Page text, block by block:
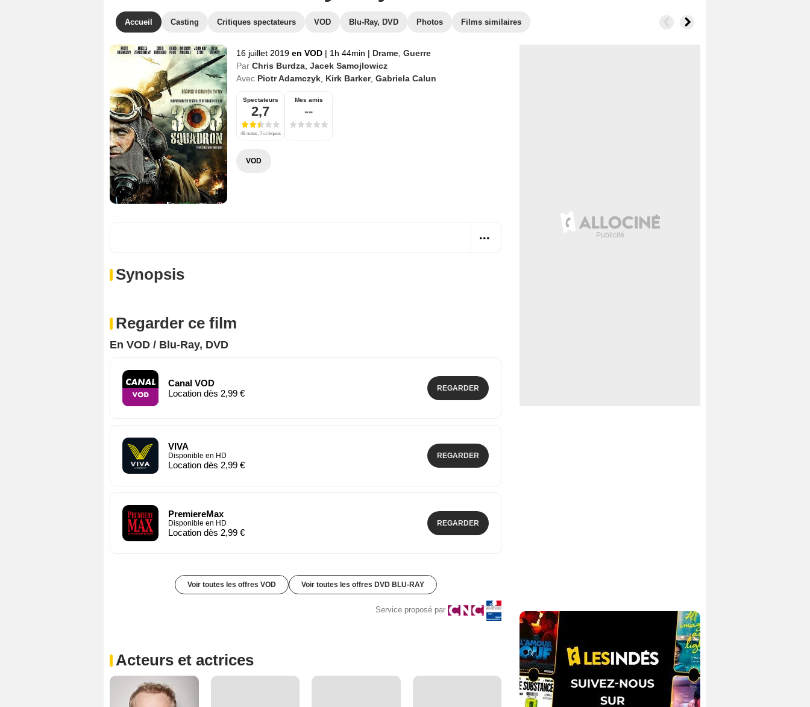
Accueil Casting Critiques spectateurs VOD Blu-Ray, DVD Photos Films similaires
16 juillet 2019 en VOD | 1h 44min | Drame Guerre
Par Chris Burdza Jacek Samojlowicz
Avec Piotr Adamczyk Kirk Barker, Gabriela Calun
Spectateurs
2,7
48 notes, 7 critiques
Mes amis
--
VOD
Synopsis
Regarder ce film
En VOD / Blu-Ray, DVD
Canal VOD
Location dès 2,99 €
REGARDER
VIVA
Disponible en HD
Location dès 2,99 €
REGARDER
PremiereMax
Disponible en HD
Location dès 2,99 €
REGARDER
Voir toutes les offres VOD Voir toutes les offres DVD BLU-RAY
Service proposé par
Acteurs et actrices